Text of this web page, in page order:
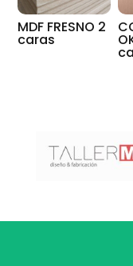
MDF FRESNO 2
caras